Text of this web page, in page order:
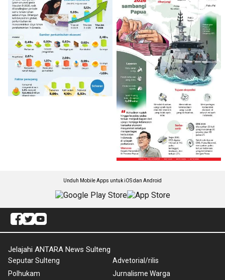
Unduh Mobile Apps untuk iOS dan Android
Jelajahi ANTARA News Sulteng
Seputar Sulteng
Polhukam
Advetorial/rilis
Jurnalisme Warga